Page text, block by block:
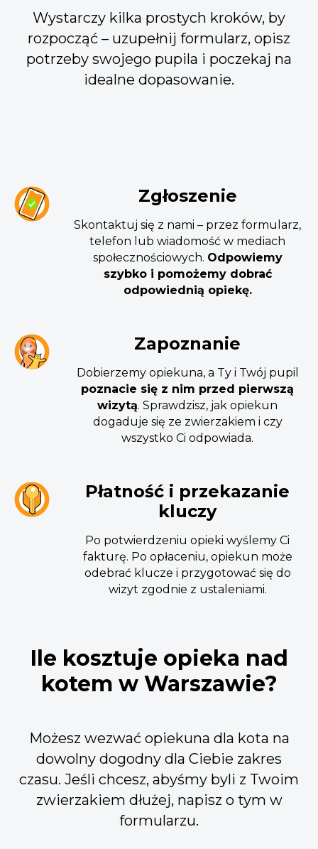
Wystarczy kilka prostych kroków, by
rozpocząć – uzupełnij formularz, opisz
potrzeby swojego pupila i poczekaj na
idealne dopasowanie.
Zgłoszenie
Skontaktuj się z nami – przez formularz,
telefon lub wiadomość w mediach
społecznościowych. Odpowiemy
szybko i pomożemy dobrać
odpowiednią opiekę.
Zapoznanie
Dobierzemy opiekuna, a Ty i Twój pupil
poznacie się z nim przed pierwszą
wizytą. Sprawdzisz, jak opiekun
dogaduje się ze zwierzakiem i czy
wszystko Ci odpowiada.
Płatność i przekazanie
kluczy
Po potwierdzeniu opieki wyślemy Ci
fakturę. Po opłaceniu, opiekun może
odebrać klucze i przygotować się do
wizyt zgodnie z ustaleniami.
Ile kosztuje opieka nad
kotem w Warszawie?
Możesz wezwać opiekuna dla kota na
dowolny dogodny dla Ciebie zakres
czasu. Jeśli chcesz, abyśmy byli z Twoim
zwierzakiem dłużej, napisz o tym w
formularzu.